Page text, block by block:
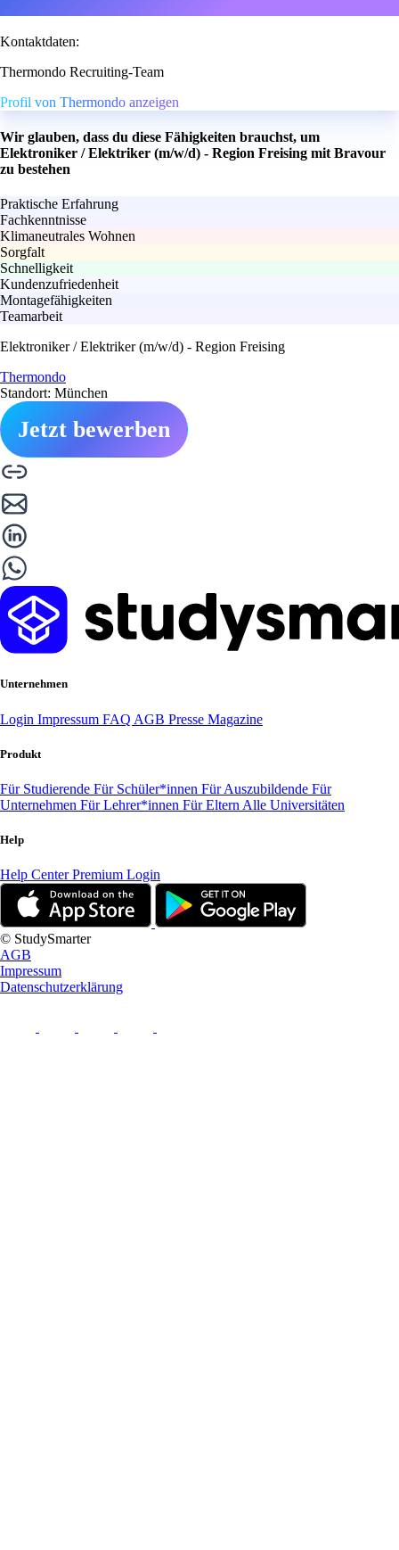
Kontaktdaten:
Thermondo Recruiting-Team
Profil von Thermondo anzeigen
Wir glauben, dass du diese Fähigkeiten brauchst, um
Elektroniker / Elektriker (m/w/d) - Region Freising mit Bravour
zu bestehen
Praktische Erfahrung
Fachkenntnisse
Klimaneutrales Wohnen
Sorgfalt
Schnelligkeit
Kundenzufriedenheit
Montagefähigkeiten
Teamarbeit
Elektroniker / Elektriker (m/w/d) - Region Freising
Thermondo
Standort: München
Jetzt bewerben
Unternehmen
Login Impressum FAQ AGB Presse Magazine
Produkt
Für Studierende Für Schüler*innen Für Auszubildende Für
Unternehmen Für Lehrer*innen Für Eltern Alle Universitäten
Help
Help CenterPremium Login
© StudySmarter
AGB
Impressum
Datenschutzerklärung